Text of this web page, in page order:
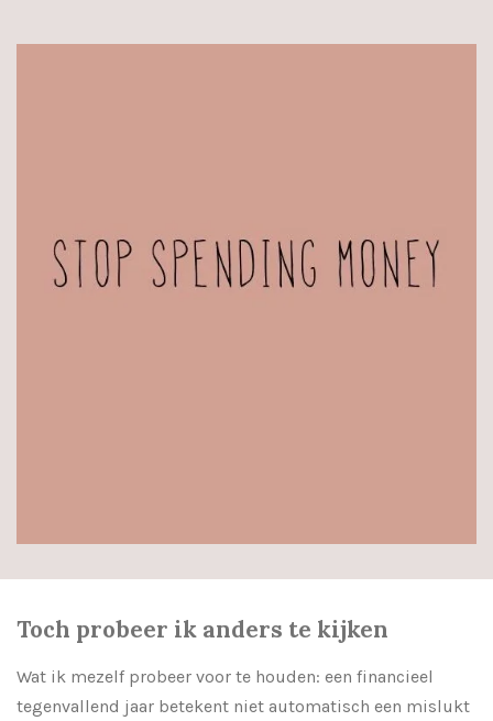
Toch probeer ik anders te kijken
Wat ik mezelf probeer voor te houden: een financieel
tegenvallend jaar betekent niet automatisch een mislukt